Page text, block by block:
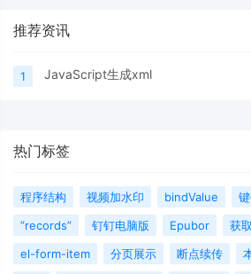
推荐资讯
1 JavaScript生成xml
热门标签
程序结构 视频加水印 bindValue
”records”
钉钉电脑版 Epubor
获
el-form-item
分页展示 断点续传